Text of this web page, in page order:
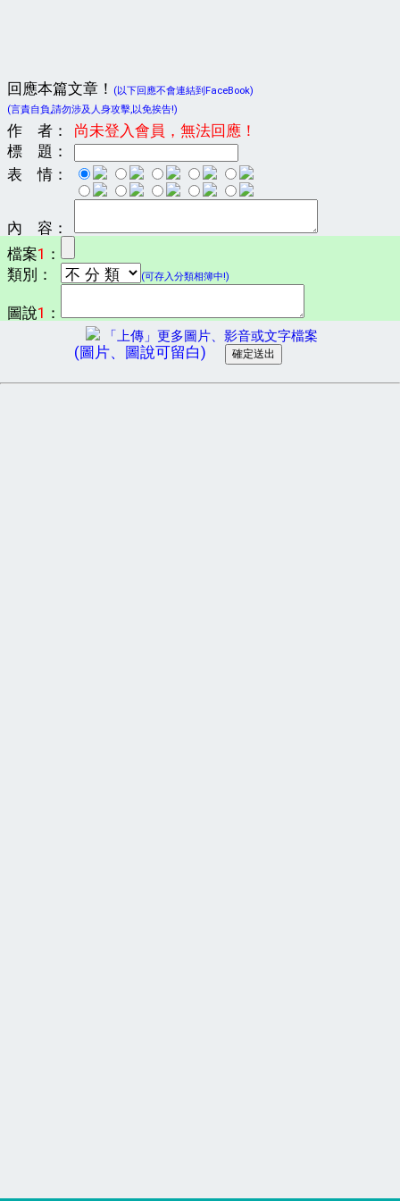
回應本篇文章！
(以下回應不會連結到FaceBook)
(言責自負,請勿涉及人身攻擊,以免挨告!)
作 者：
尚未登入會員，無法回應！
標 題：
表 情：
內 容：
檔案1 ：
類別：
(可存入分類相簿中!)
圖說1 ：
「上傳」更多圖片、影音或文字檔案
(圖片、圖說可留白)